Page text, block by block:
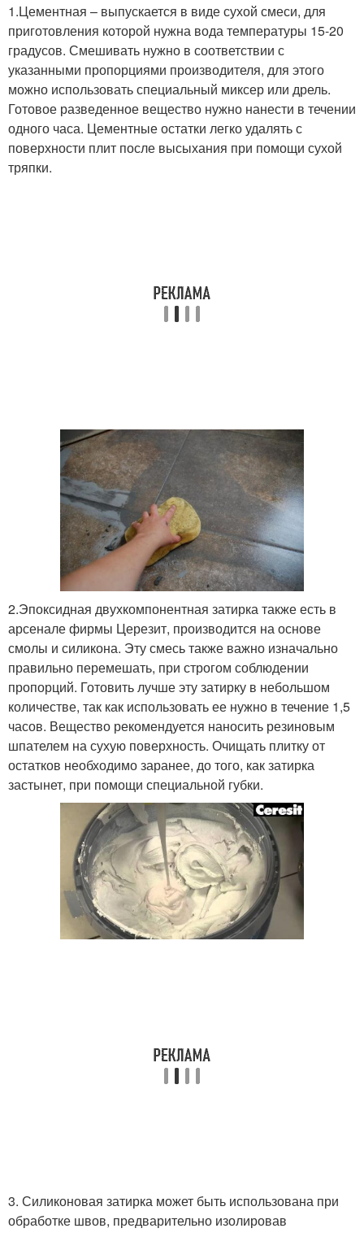
1.Цементная – выпускается в виде сухой смеси, для
приготовления которой нужна вода температуры 15-20
градусов. Смешивать нужно в соответствии с
указанными пропорциями производителя, для этого
можно использовать специальный миксер или дрель.
Готовое разведенное вещество нужно нанести в течении
одного часа. Цементные остатки легко удалять с
поверхности плит после высыхания при помощи сухой
тряпки.
2.Эпоксидная двухкомпонентная затирка также есть в
арсенале фирмы Церезит, производится на основе
смолы и силикона. Эту смесь также важно изначально
правильно перемешать, при строгом соблюдении
пропорций. Готовить лучше эту затирку в небольшом
количестве, так как использовать ее нужно в течение 1,5
часов. Вещество рекомендуется наносить резиновым
шпателем на сухую поверхность. Очищать плитку от
остатков необходимо заранее, до того, как затирка
застынет, при помощи специальной губки.
3. Силиконовая затирка может быть использована при
обработке швов, предварительно изолировав